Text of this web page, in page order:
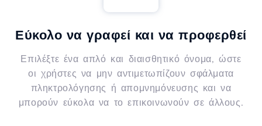
Εύκολο να γραφεί και να προφερθεί
Επιλέξτε ένα απλό και διαισθητικό όνομα, ώστε
οι χρήστες να μην αντιμετωπίζουν σφάλματα
πληκτρολόγησης ή απομνημόνευσης και να
μπορούν εύκολα να το επικοινωνούν σε άλλους.